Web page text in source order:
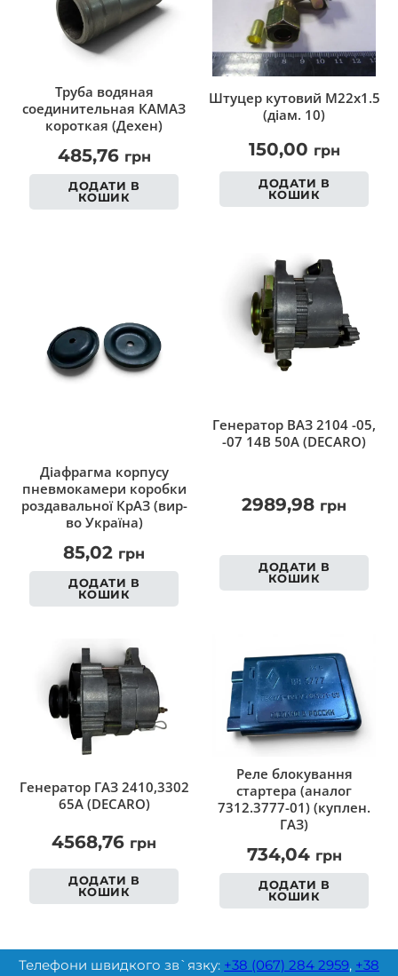
Труба водяная
соединительная КАМАЗ
короткая (Дехен)
485,76 грн
ДОДАТИ В
КОШИК
Штуцер кутовий M22x1.5
(діам. 10)
150,00 грн
ДОДАТИ В
КОШИК
Діафрагма корпусу
пневмокамери коробки
роздавальної КрАЗ (вир-
во Україна)
85,02 грн
ДОДАТИ В
КОШИК
Генератор ВАЗ 2104 -05,
-07 14В 50А (DECARO)
2989,98 грн
ДОДАТИ В
КОШИК
Генератор ГАЗ 2410,3302
65А (DECARO)
4568,76 грн
ДОДАТИ В
КОШИК
Реле блокування
стартера (аналог
7312.3777-01) (куплен.
ГАЗ)
734,04 грн
ДОДАТИ В
КОШИК
Телефони швидкого зв`язку: +38 (067) 284 2959, +38